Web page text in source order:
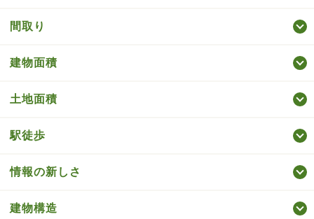
間取り
建物面積
土地面積
駅徒歩
情報の新しさ
建物構造